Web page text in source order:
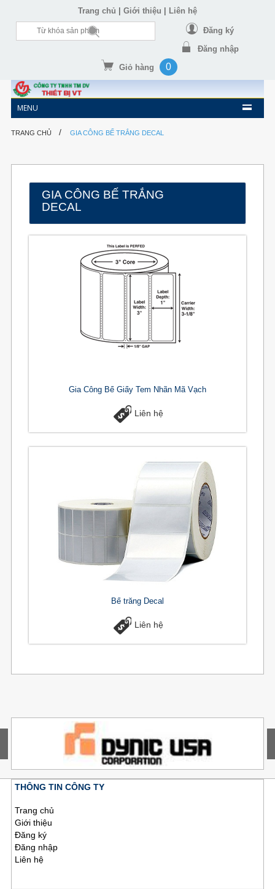
Trang chủ | Giới thiệu | Liên hệ
Đăng ký
Đăng nhập
Giỏ hàng
0
MENU
TRANG CHỦ / GIA CÔNG BẾ TRẮNG DECAL
GIA CÔNG BẾ TRẮNG
DECAL
Gia Công Bế Giấy Tem Nhãn Mã Vạch
Liên hệ
Bế trắng Decal
Liên hệ
THÔNG TIN CÔNG TY
Trang chủ
Giới thiệu
Đăng ký
Đăng nhập
Liên hệ